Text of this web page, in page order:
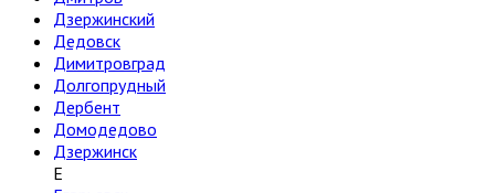
Дзержинский
Дедовск
Димитровград
Долгопрудный
Дербент
Домодедово
Дзержинск
Е